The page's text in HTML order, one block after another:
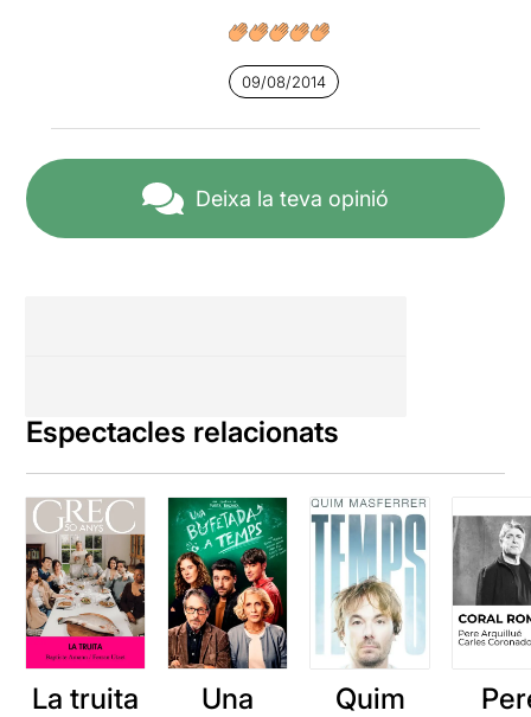
09/08/2014
Deixa la teva opinió
Espectacles relacionats
La truita Una Quim